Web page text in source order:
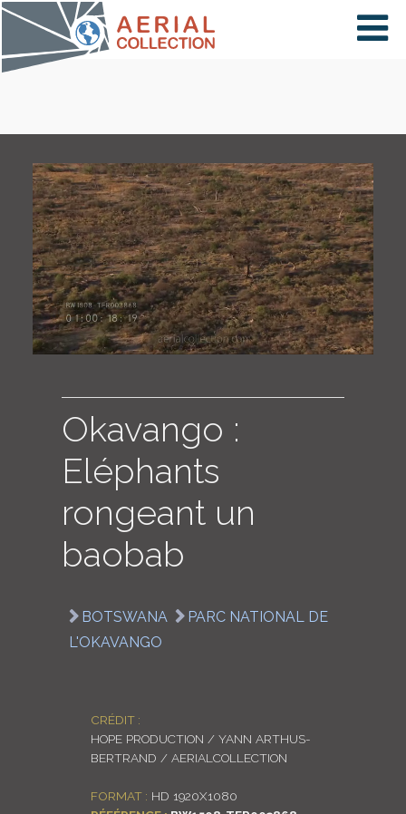
×
PAYS
CARTE
COLLECTIONS
Okavango :
Eléphants
rongeant un
baobab
BOTSWANA
PARC NATIONAL DE
L'OKAVANGO
CRÉDIT :
HOPE PRODUCTION / YANN ARTHUS-
BERTRAND / AERIALCOLLECTION
FORMAT : HD 1920X1080